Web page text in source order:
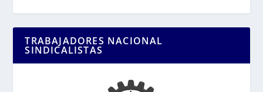
TRABAJADORES NACIONAL
SINDICALISTAS